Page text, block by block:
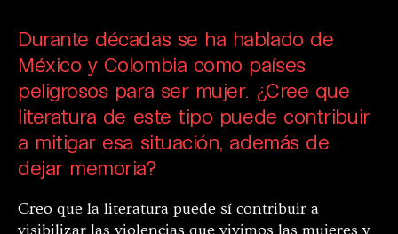
Durante décadas se ha hablado de
México y Colombia como países
peligrosos para ser mujer. ¿Cree que
literatura de este tipo puede contribuir
a mitigar esa situación, además de
dejar memoria?
Creo que la literatura puede sí contribuir a
visibilizar las violencias que vivimos las mujeres y